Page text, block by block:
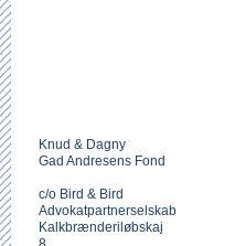
Knud & Dagny
Gad Andresens Fond
c/o Bird & Bird
Advokatpartnerselskab
Kalkbrænderiløbskaj